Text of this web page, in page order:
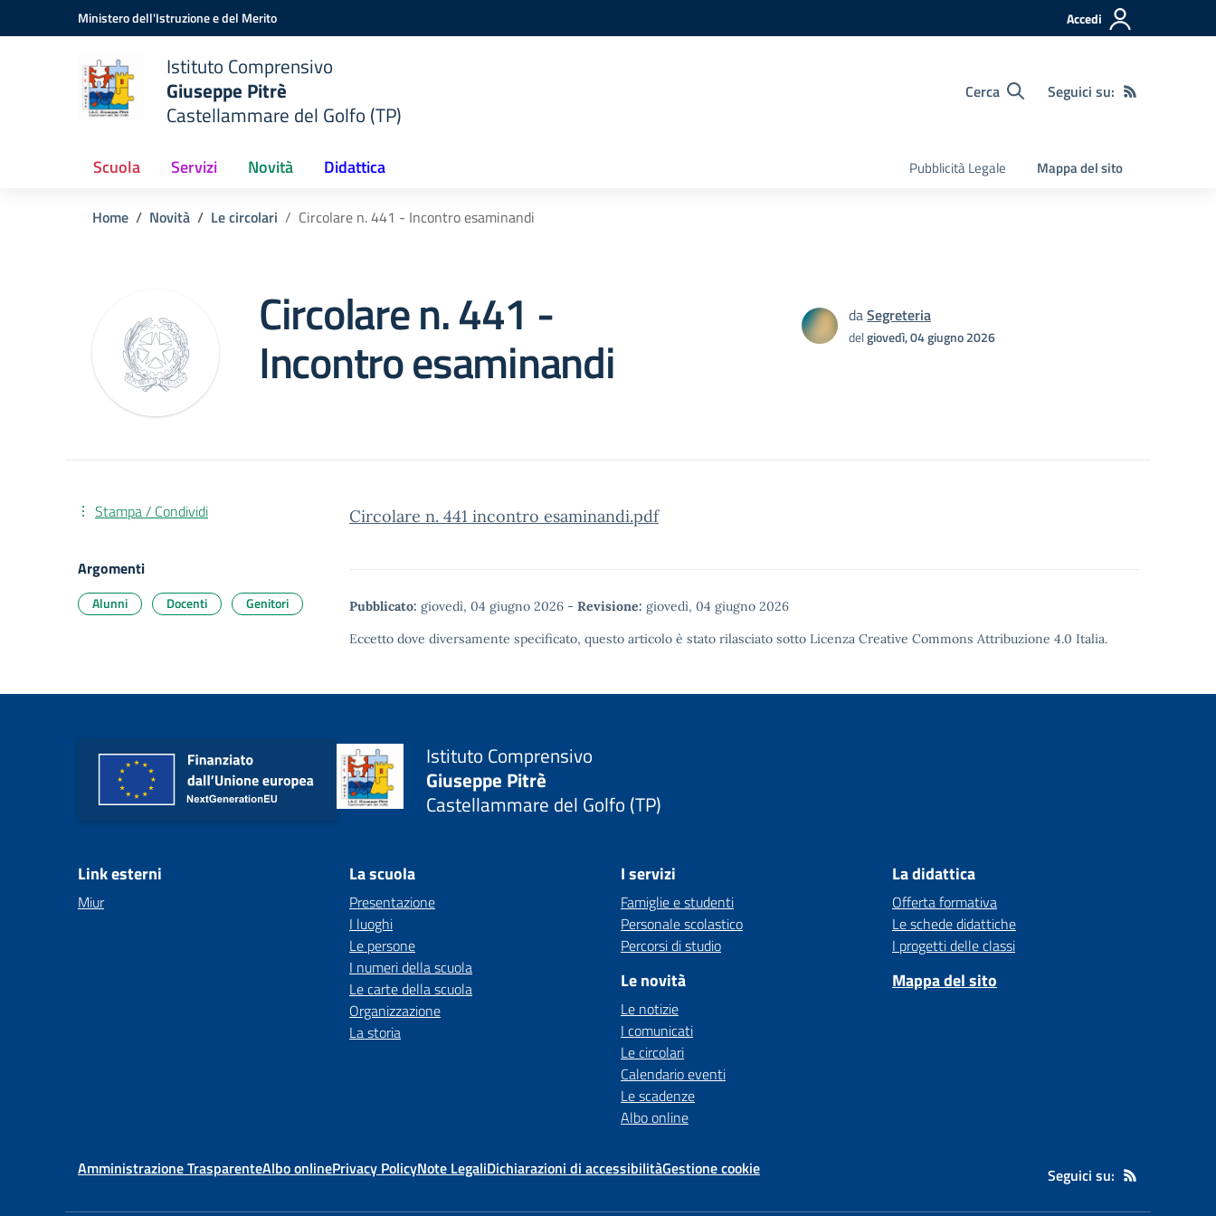
Vai ai contenuti
Vai al menu di navigazioneMinistero dell'Istruzione e del Merito Accedi
Istituto Comprensivo
Giuseppe Pitrè
Castellammare del Golfo (TP)
Cerca Seguici su:
Scuola Servizi Novità Didattica Pubblicità Legale Mappa del sito
Home Novità Le circolari Circolare n. 441 - Incontro esaminandi
Circolare n. 441 -
Incontro esaminandi
daSegreteria
delgiovedì, 04 giugno 2026
Circolare n. 441 incontro esaminandi.pdf
Pubblicato: giovedì, 04 giugno 2026 - Revisione: giovedì, 04 giugno 2026
Eccetto dove diversamente specificato, questo articolo è stato rilasciato sotto Licenza Creative Commons Attribuzione 4.0 Italia.
Stampa / Condividi
Argomenti
Alunni Docenti Genitori
Istituto Comprensivo
Giuseppe Pitrè
Castellammare del Golfo (TP)
Link esterni
Miur
La scuola
Presentazione
I luoghi
Le persone
I numeri della scuola
Le carte della scuola
Organizzazione
La storia
I servizi
Famiglie e studenti
Personale scolastico
Percorsi di studio
Le novità
Le notizie
I comunicati
Le circolari
Calendario eventi
Le scadenze
Albo online
La didattica
Offerta formativa
Le schede didattiche
I progetti delle classi
Mappa del sito
Amministrazione TrasparenteAlbo onlinePrivacy PolicyNote LegaliDichiarazioni di accessibilitàGestione cookie Seguici su: